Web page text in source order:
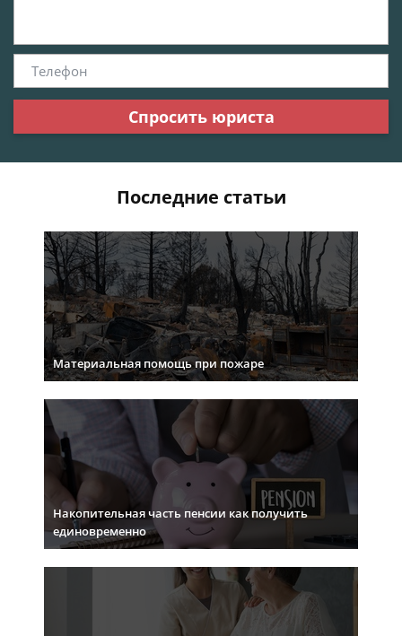
Спросить юриста
Последние статьи
Материальная помощь при пожаре
Накопительная часть пенсии как получить
единовременно